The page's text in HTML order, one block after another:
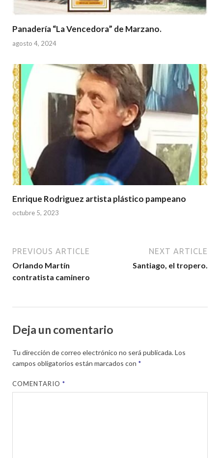
Panadería “La Vencedora” de Marzano.
agosto 4, 2024
Enrique Rodriguez artista plástico pampeano
octubre 5, 2023
PREVIOUS ARTICLE
Orlando Martín
contratista caminero
NEXT ARTICLE
Santiago, el tropero.
Deja un comentario
Tu dirección de correo electrónico no será publicada.Los
campos obligatorios están marcados con *
COMENTARIO*